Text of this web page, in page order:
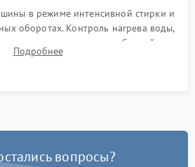
в режиме интенсивной стирки и
оборотах. Контроль нагрева воды,
отсутствия излишних вибраций,
и протечек под корпусом.
Подробнее
вопросы?